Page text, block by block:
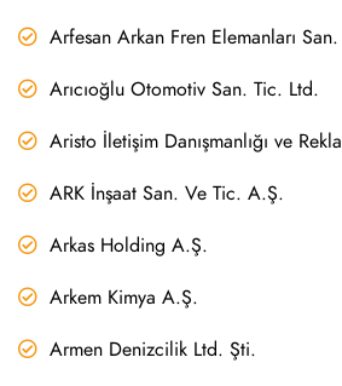
Arfesan Arkan Fren Elemanları
Arıcıoğlu Otomotiv San. Tic. Ltd.
Aristo İletişim Danışmanlığı ve
ARK İnşaat San. Ve Tic. A.Ş.
Arkas Holding A.Ş.
Arkem Kimya A.Ş.
Armen Denizcilik Ltd. Şti.